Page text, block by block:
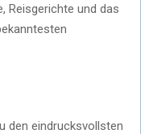
Reisgerichte und das
den eindrucksvollsten